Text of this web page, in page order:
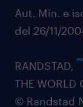
Aut. Min. e
del 26/11/
RANDSTAD,
THE
© Randstad